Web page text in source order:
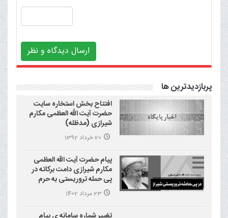
ارسال دیدگاه و نظر
پربازدیدترین ها
افتتاح بخش استخاره سایت
حضرت آیت الله العظمی مکارم
شیرازی (مدظله)
20 خرداد 1392
پیام حضرت آیت الله العظمی
مکارم شیرازی دامت برکاته در
پی حمله تروریستی به حرم
احمد بن موسی علیه السلام
(شاهچراغ)
23 مرداد 1402